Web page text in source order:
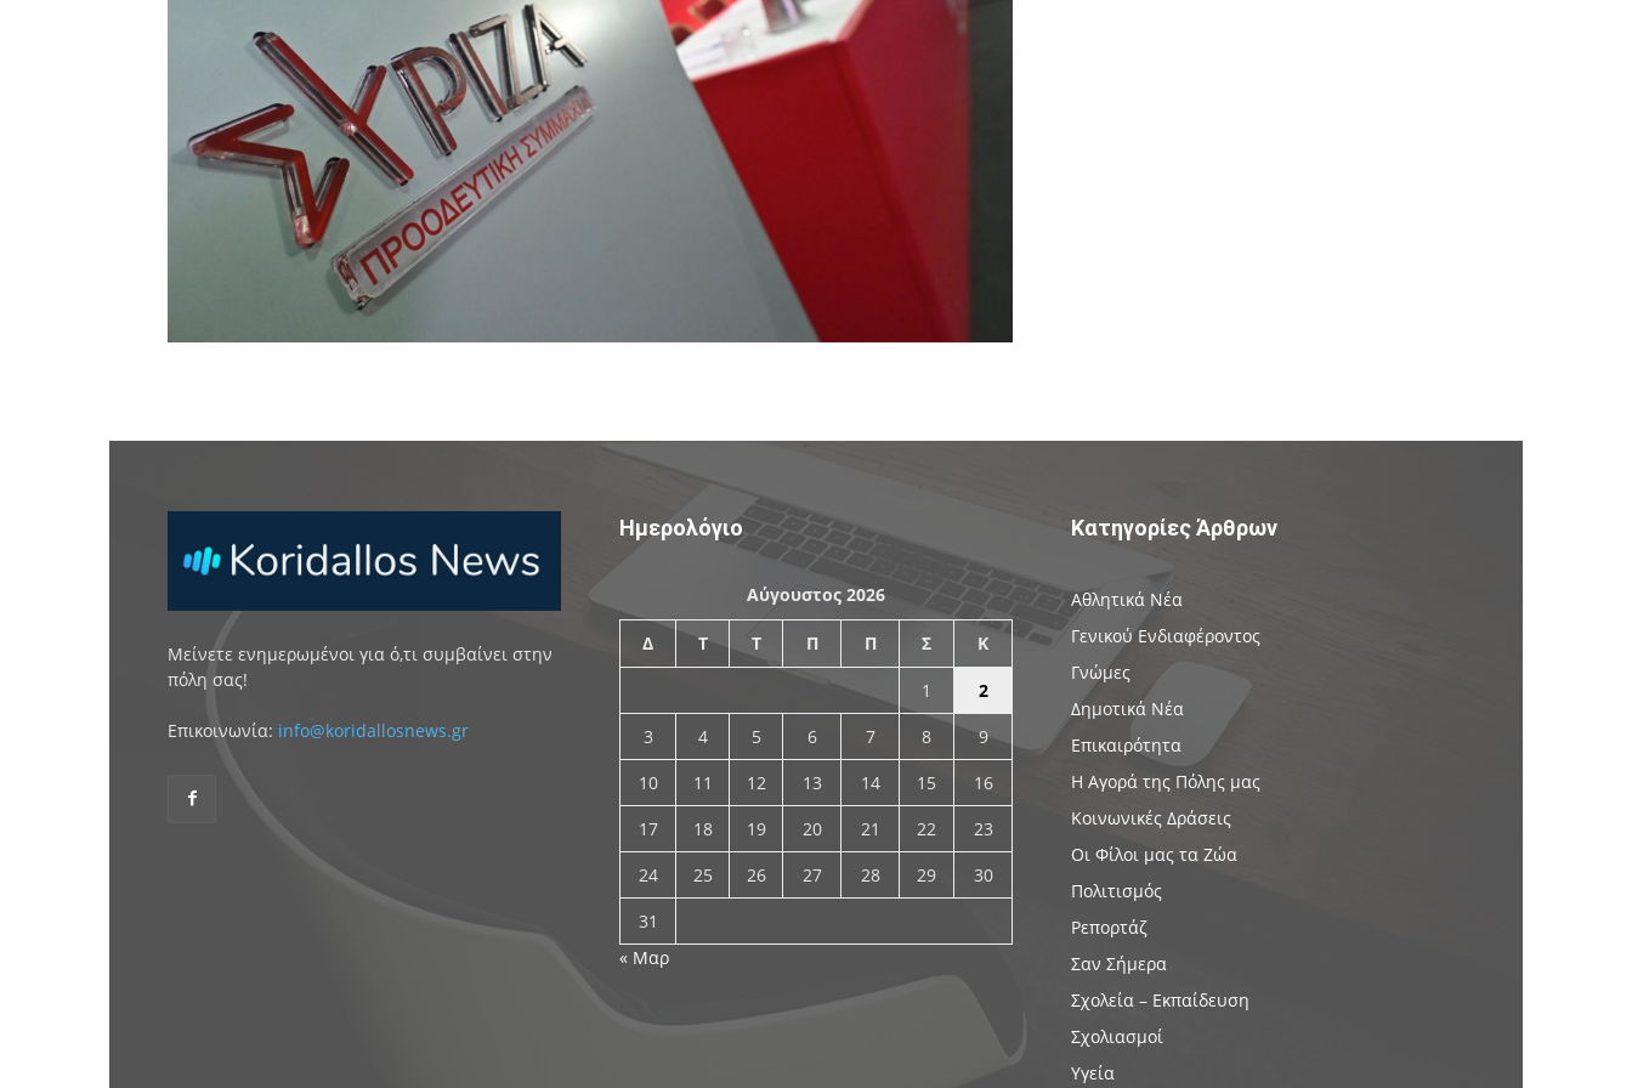
Μείνετε ενημερωμένοι για ό,τι συμβαίνει στην
πόλη σας!
Επικοινωνία: info@koridallosnews.gr
Ημερολόγιο
Αύγουστος 2026
Δ Τ Τ Π Π Σ Κ
1
2
3
4 5 6 7 8
9
10
11 12 13 14 15
16
17
18 19 20 21 22
23
24
25 26 27 28 29
30
31
« Μαρ
Κατηγορίες Άρθρων
Αθλητικά Νέα
Γενικού Ενδιαφέροντος
Γνώμες
Δημοτικά Νέα
Επικαιρότητα
Η Αγορά της Πόλης μας
Κοινωνικές Δράσεις
Οι Φίλοι μας τα Ζώα
Πολιτισμός
Ρεπορτάζ
Σαν Σήμερα
Σχολεία – Εκπαίδευση
Σχολιασμοί
Υγεία